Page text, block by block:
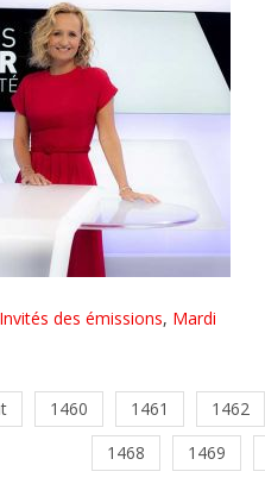
Invités des émissions, Mardi
1460 1461 1462
1468
1469